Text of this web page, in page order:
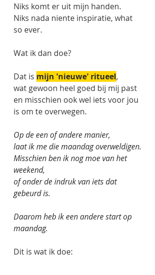
Niks komt er uit mijn handen.
Niks nada niente inspiratie, what
so ever.
Wat ik dan doe?
Dat is mijn 'nieuwe' ritueel,
wat gewoon heel goed bij mij past
en misschien ook wel iets voor jou
is om te overwegen.
Op de een of andere manier,
laat ik me die maandag overweldigen.
Misschien ben ik nog moe van het
weekend,
of onder de indruk van iets dat
gebeurd is.
Daarom heb ik een andere start op
maandag.
Dit is wat ik doe: